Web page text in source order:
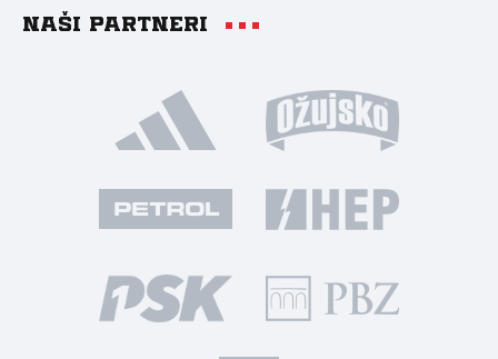
Naši partneri